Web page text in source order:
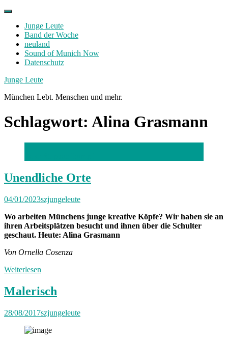
Skip
contentJunge Leute
Band der Woche
neuland
Sound of Munich Now
Datenschutz
Facebook
Twitter
Instagram
Junge Leute
München Lebt. Menschen und mehr.
Schlagwort: Alina Grasmann
Unendliche Orte
04/01/2023szjungeleute
Wo arbeiten Münchens junge kreative Köpfe? Wir haben sie an
ihren Arbeitsplätzen besucht und ihnen über die Schulter
geschaut. Heute: Alina Grasmann
Von Ornella Cosenza
Weiterlesen
Malerisch
28/08/2017szjungeleute